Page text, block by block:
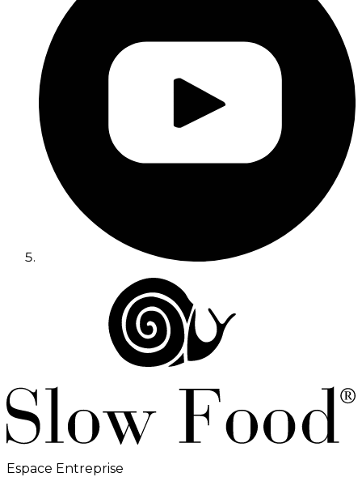
Espace Entreprise